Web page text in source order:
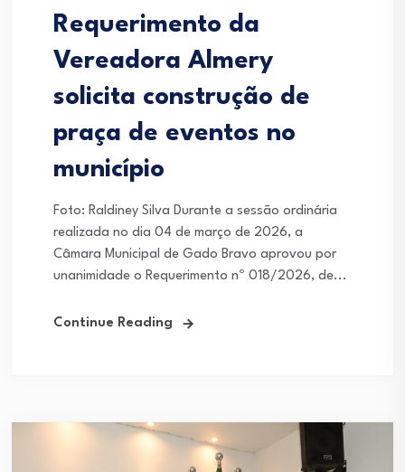
Requerimento da
Vereadora Almery
solicita construção de
praça de eventos no
município
Foto: Raldiney Silva Durante a sessão ordinária
realizada no dia 04 de março de 2026, a
Câmara Municipal de Gado Bravo aprovou por
unanimidade o Requerimento nº 018/2026, de...
Continue Reading